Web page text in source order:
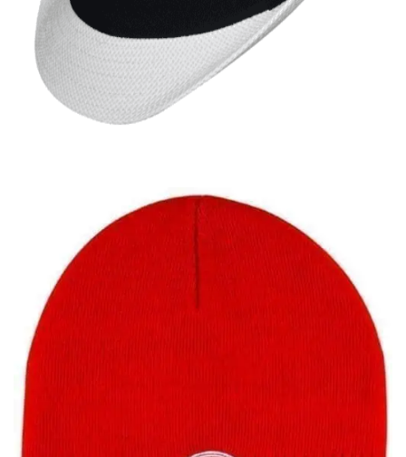
Quick View
Εξαντλημένο
ΑΝΔΡΙΚΑ ΚΑΠΕΛΑ
Καβουράκι Stamion Accessories